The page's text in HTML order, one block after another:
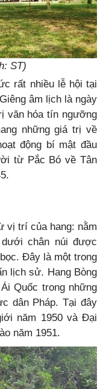
ST)
rất nhiều lễ hội tại
âm lịch là ngày
văn hóa tín ngưỡng
những giá trị về
động bí mật đầu
từ Pắc Bó về Tân
vị trí của hang: nằm
chân núi được
Đây là một trong
lịch sử. Hang Bòng
Quốc trong những
dân Pháp. Tại đây
năm 1950 và Đại
năm 1951.